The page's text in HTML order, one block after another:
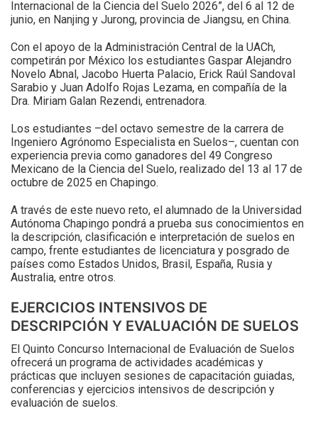
Internacional de la Ciencia del Suelo 2026”, del 6 al 12 de
junio, en Nanjing y Jurong, provincia de Jiangsu, en China.
Con el apoyo de la Administración Central de la UACh,
competirán por México los estudiantes Gaspar Alejandro
Novelo Abnal, Jacobo Huerta Palacio, Erick Raúl Sandoval
Sarabio y Juan Adolfo Rojas Lezama, en compañía de la
Dra. Miriam Galan Rezendi, entrenadora.
Los estudiantes –del octavo semestre de la carrera de
Ingeniero Agrónomo Especialista en Suelos–, cuentan con
experiencia previa como ganadores del 49 Congreso
Mexicano de la Ciencia del Suelo, realizado del 13 al 17 de
octubre de 2025 en Chapingo.
A través de este nuevo reto, el alumnado de la Universidad
Autónoma Chapingo pondrá a prueba sus conocimientos en
la descripción, clasificación e interpretación de suelos en
campo, frente estudiantes de licenciatura y posgrado de
países como Estados Unidos, Brasil, España, Rusia y
Australia, entre otros.
EJERCICIOS INTENSIVOS DE
DESCRIPCIÓN Y EVALUACIÓN DE SUELOS
El Quinto Concurso Internacional de Evaluación de Suelos
ofrecerá un programa de actividades académicas y
prácticas que incluyen sesiones de capacitación guiadas,
conferencias y ejercicios intensivos de descripción y
evaluación de suelos.